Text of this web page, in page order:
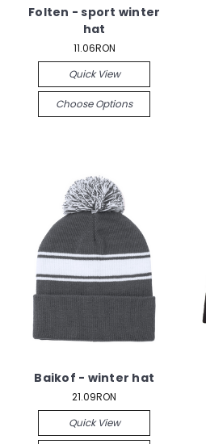
Folten - sport winter
hat
11.06RON
Quick View
Choose Options
Baikof - winter hat
21.09RON
Quick View